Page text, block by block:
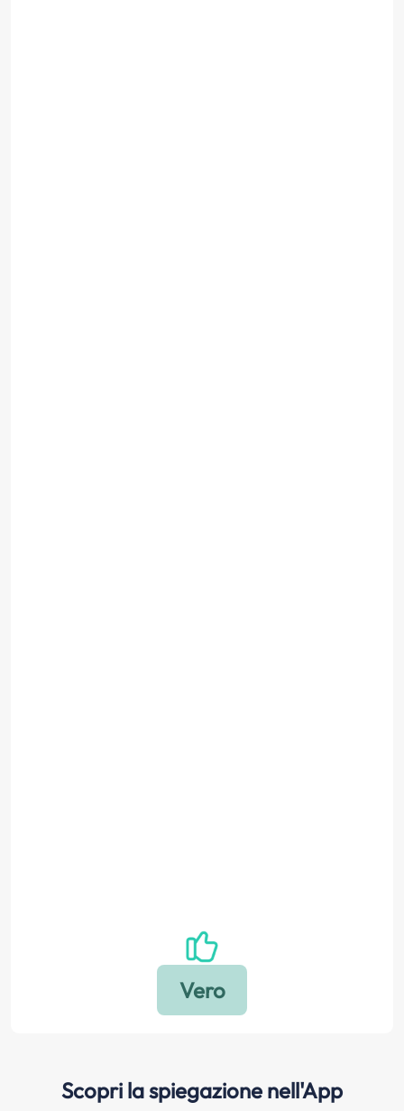
Scopri la spiegazione nell'App